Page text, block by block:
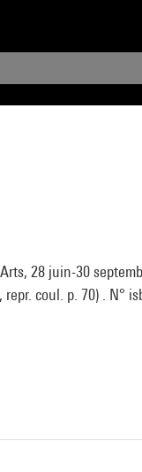
28 juin-30
coul. p. 70) . N°